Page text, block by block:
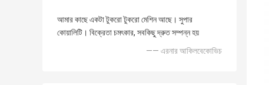
আমার কাছে একটা টুকরো টুকরো মেশিন আছে। সুপার
কোয়ালিটি। বিক্রেতা চমৎকার, সবকিছু দ্রুত সম্পন্ন হয়
—— এরনার আকিলবেকোভিচ